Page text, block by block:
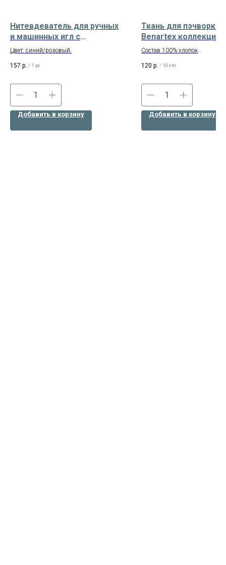
Нитевдеватель для ручных
и машинных игл с
пластиковой ручкой, 2 шт.
Цвет: синий/розовый.
157 р. / 1 pc
Добавить в корзину
Ткань для пэчворка
Benartex коллекция
Shot Арт. 9636-D1
Состав 100% хлопок
Американский хлопок
120 р. / 10 cm
Добавить в корзину